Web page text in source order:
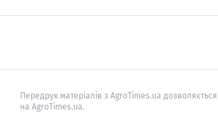
Передрук матеріалів з AgroTimes.ua
на AgroTimes.ua.